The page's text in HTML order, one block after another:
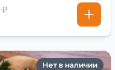
₽
Нет в наличии